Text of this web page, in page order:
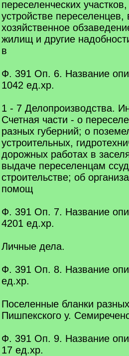
переселенческих
устройстве
хозяйственное
жилищ и другие
в
Ф. 391 Оп. 6. Название
1042 eд.xр.
1 - 7 Делопроизводства.
Счетная части - о
разных губерний; о
устроительных,
дорожных работах в
выдаче переселенцам
строительстве; об
помощ
Ф. 391 Оп. 7. Название
4201 eд.xр.
Личные дела.
Ф. 391 Оп. 8. Название
eд.xр.
Поселенные бланки
Пишпекского у.
Ф. 391 Оп. 9. Название
17 eд.xр.